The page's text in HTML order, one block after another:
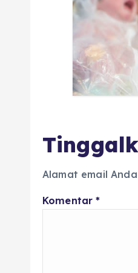
Alamat email
Komentar*